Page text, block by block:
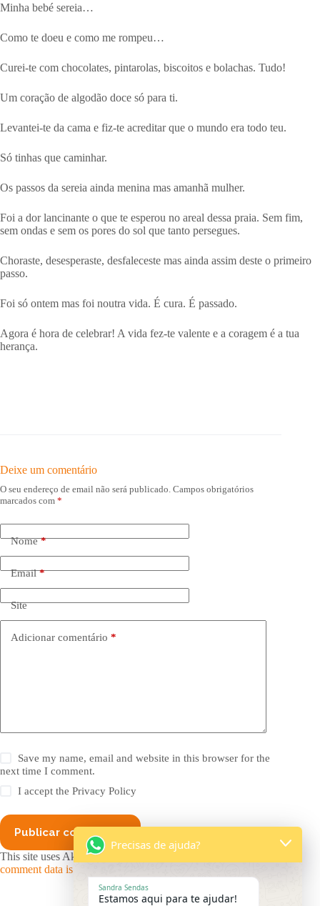
Minha bebé sereia…
Como te doeu e como me rompeu…
Curei-te com chocolates, pintarolas, biscoitos e bolachas. Tudo!
Um coração de algodão doce só para ti.
Levantei-te da cama e fiz-te acreditar que o mundo era todo teu.
Só tinhas que caminhar.
Os passos da sereia ainda menina mas amanhã mulher.
Foi a dor lancinante o que te esperou no areal dessa praia. Sem fim,
sem ondas e sem os pores do sol que tanto persegues.
Choraste, desesperaste, desfaleceste mas ainda assim deste o primeiro
passo.
Foi só ontem mas foi noutra vida. É cura. É passado.
Agora é hora de celebrar! A vida fez-te valente e a coragem é a tua
herança.
Deixe um comentário
O seu endereço de email não será publicado. Campos obrigatórios
marcados com *
Nome*
Email*
Site
Adicionar comentário *
Save my name, email and website in this browser for the
next time I comment.
I accept thePrivacy Policy
Publicar comentário
This site uses Akismet to reduce spam.
comment data is processed.
Precisas de ajuda?
Sandra Sendas
Estamos aqui para te ajudar!